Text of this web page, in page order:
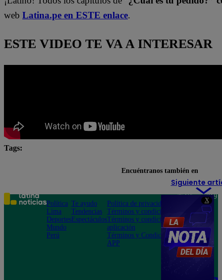
X
web Latina.pe en ESTE enlace.
ESTE VIDEO TE VA A INTERESAR
Tags:
Siguiente
Encuéntranos también en
Política
Lima
Deportes
Mundo
Perú
Te ayudo
Tendencias
Espectáculos
Política de privacidad
Términos y condiciones
Términos y condiciones
aplicación
Términos y Condiciones
APP
Teléfono: 219
Av. San
Felipe 968
Jesús María